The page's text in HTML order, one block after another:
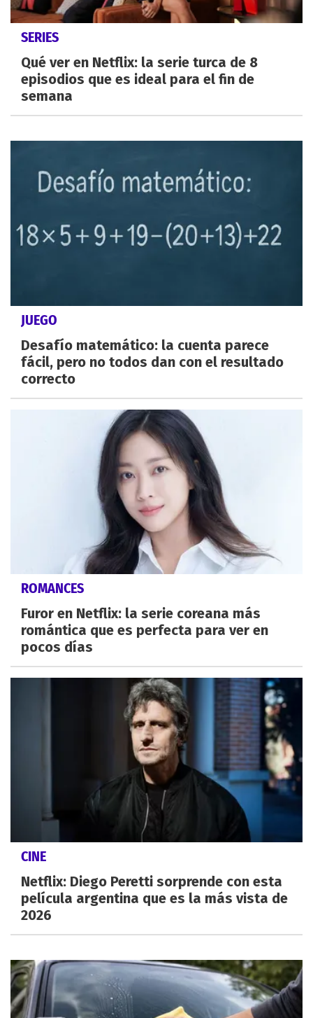
SERIES
Qué ver en Netflix: la serie turca de 8
episodios que es ideal para el fin de
semana
JUEGO
Desafío matemático: la cuenta parece
fácil, pero no todos dan con el resultado
correcto
ROMANCES
Furor en Netflix: la serie coreana más
romántica que es perfecta para ver en
pocos días
CINE
Netflix: Diego Peretti sorprende con esta
película argentina que es la más vista de
2026